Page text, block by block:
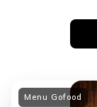
Menu Gofood